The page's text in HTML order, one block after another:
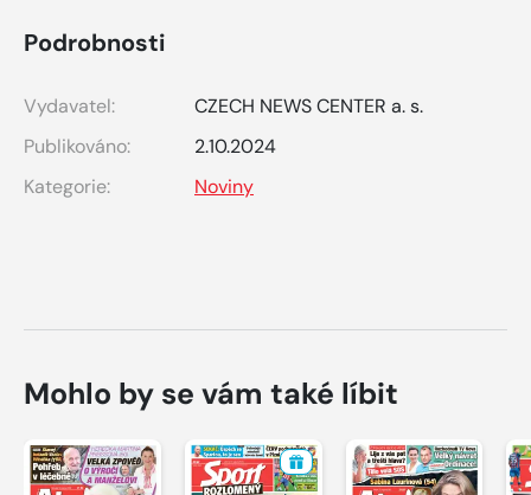
Podrobnosti
Vydavatel:
CZECH NEWS CENTER a. s.
Publikováno:
2.10.2024
Kategorie:
Noviny
Mohlo by se vám také líbit